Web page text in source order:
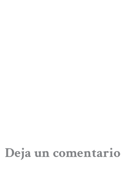
Deja un comentario